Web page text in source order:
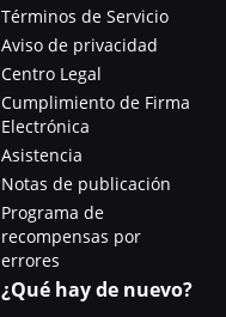
Términos de Servicio
Aviso de privacidad
Centro Legal
Cumplimiento de Firma
Electrónica
Asistencia
Notas de publicación
Programa de
recompensas por
errores
¿Qué hay de nuevo?